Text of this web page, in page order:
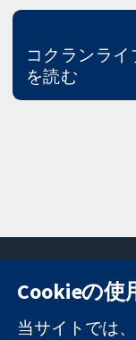
コクランラ
を読む
Cookieの使
当サイトでは